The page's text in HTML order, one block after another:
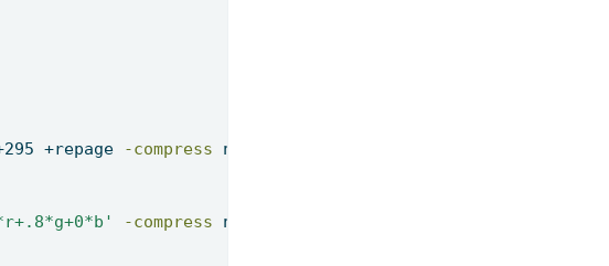
+repage -compress none
-compress none